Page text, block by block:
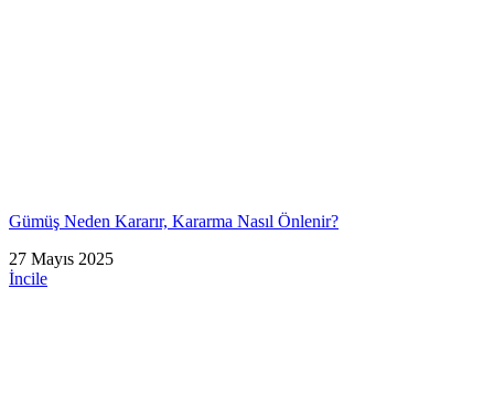
Gümüş Neden Kararır, Kararma Nasıl Önlenir?
27 Mayıs 2025
İncile